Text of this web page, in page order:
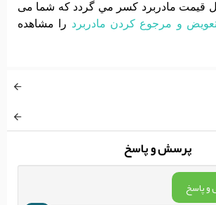
قیمت مادربرد کسر مي گردد که شما می
و مرجوع کردن مادربرد را مشاهده
پرسش و پاسخ
پاسخ